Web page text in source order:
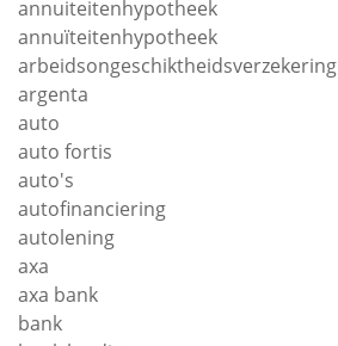
annuiteitenhypotheek
annuïteitenhypotheek
arbeidsongeschiktheidsverzekering
argenta
auto
auto fortis
auto's
autofinanciering
autolening
axa
axa bank
bank